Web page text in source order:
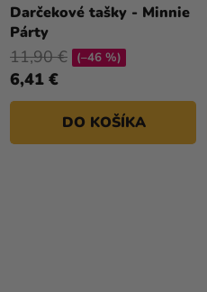
Darčekové tašky - Minnie
Párty
6,41 €
11,90 € (–46 %)
DO KOŠÍKA